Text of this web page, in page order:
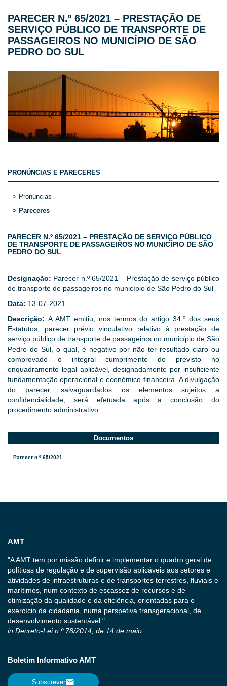
PARECER N.º 65/2021 – PRESTAÇÃO DE
SERVIÇO PÚBLICO DE TRANSPORTE DE
PASSAGEIROS NO MUNICÍPIO DE SÃO
PEDRO DO SUL
PRONÚNCIAS E PARECERES
> Pronúncias
> Pareceres
PARECER N.º 65/2021 – PRESTAÇÃO DE SERVIÇO PÚBLICO
DE TRANSPORTE DE PASSAGEIROS NO MUNICÍPIO DE SÃO
PEDRO DO SUL
Designação: Parecer n.º 65/2021 – Prestação de serviço público
de transporte de passageiros no município de São Pedro do Sul
Data: 13-07-2021
Descrição: A AMT emitiu, nos termos do artigo 34.º dos seus
Estatutos, parecer prévio vinculativo relativo à prestação de
serviço público de transporte de passageiros no município de São
Pedro do Sul, o qual, é negativo por não ter resultado claro ou
comprovado o integral cumprimento do previsto no
enquadramento legal aplicável, designadamente por insuficiente
fundamentação operacional e económico-financeira. A divulgação
do parecer, salvaguardados os elementos sujeitos a
confidencialidade, será efetuada após a conclusão do
procedimento administrativo.
Documentos
Parecer n.º 65/2021
AMT
"A AMT tem por missão definir e implementar o quadro geral de
políticas de regulação e de supervisão aplicáveis aos setores e
atividades de infraestruturas e de transportes terrestres, fluviais e
marítimos, num contexto de escassez de recursos e de
otimização da qualidade e da eficiência, orientadas para o
exercício da cidadania, numa perspetiva transgeracional, de
desenvolvimento sustentável."
in Decreto-Lei n.º 78/2014, de 14 de maio
Boletim Informativo AMT
Subscrever